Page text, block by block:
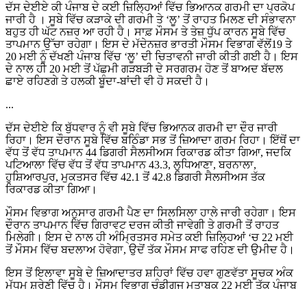
ਦੱਸ ਦੇਈਏ ਕੀ ਪੰਜਾਬ ਦੇ ਕਈ ਜ਼ਿਲ੍ਹਿਆਂ ਵਿੱਚ ਭਿਆਨਕ ਗਰਮੀ ਦਾ ਪ੍ਰਕੋਪ
ਜਾਰੀ ਹੈ । ਸੂਬੇ ਵਿੱਚ ਕੜਾਕੇ ਦੀ ਗਰਮੀ ਤੇ ‘ਲੂ’ ਤੋਂ ਰਾਹਤ ਮਿਲਣ ਦੀ ਸੰਭਾਵਨਾ
ਬਹੁਤ ਹੀ ਘੱਟ ਨਜ਼ਰ ਆ ਰਹੀ ਹੈ। ਸਾਫ਼ ਮੌਸਮ ਤੇ ਤੇਜ਼ ਧੁੱਪ ਕਾਰਨ ਸੂਬੇ ਵਿੱਚ
ਤਾਪਮਾਨ ਉੱਚਾ ਰਹੇਗਾ। ਇਸ ਦੇ ਮੱਦੇਨਜ਼ਰ ਭਾਰਤੀ ਮੌਸਮ ਵਿਭਾਗ ਵੱਲੋਂ19 ਤੇ
20 ਮਈ ਨੂੰ ਦੱਖਣੀ ਪੰਜਾਬ ਵਿੱਚ ‘ਲੂ’ ਦੀ ਚਿਤਾਵਨੀ ਜਾਰੀ ਕੀਤੀ ਗਈ ਹੈ। ਇਸ
ਦੇ ਨਾਲ ਹੀ 20 ਮਈ ਤੋਂ ਪੱਛਮੀ ਗੜਬੜੀ ਦੇ ਸਰਗਰਮ ਹੋਣ ਤੋਂ ਬਾਅਦ ਬੱਦਲ
ਛਾਏ ਰਹਿਣਗੇ ਤੇ ਹਲਕੀ ਬੂੰਦਾ-ਬਾਂਦੀ ਵੀ ਹੋ ਸਕਦੀ ਹੈ।
...
ਦੱਸ ਦੇਈਏ ਕਿ ਬੁੱਧਵਾਰ ਨੂੰ ਵੀ ਸੂਬੇ ਵਿੱਚ ਭਿਆਨਕ ਗਰਮੀ ਦਾ ਦੌਰ ਜਾਰੀ
ਰਿਹਾ। ਇਸ ਦੌਰਾਨ ਸੂਬੇ ਵਿੱਚ ਬਠਿੰਡਾ ਸਭ ਤੋਂ ਜ਼ਿਆਦਾ ਗਰਮ ਰਿਹਾ। ਇੱਥੋਂ ਦਾ
ਵੱਧ ਤੋਂ ਵੱਧ ਤਾਪਮਾਨ 44 ਡਿਗਰੀ ਸੈਲਸੀਅਸ ਰਿਕਾਰਡ ਕੀਤਾ ਗਿਆ, ਜਦਕਿ
ਪਟਿਆਲਾ ਵਿੱਚ ਵੱਧ ਤੋਂ ਵੱਧ ਤਾਪਮਾਨ 43.3, ਲੁਧਿਆਣਾ, ਬਰਨਾਲਾ,
ਹੁਸ਼ਿਆਰਪੁਰ, ਮੁਕਤਸਰ ਵਿੱਚ 42.1 ਤੋਂ 42.8 ਡਿਗਰੀ ਸੈਲਸੀਅਸ ਤੱਕ
ਰਿਕਾਰਡ ਕੀਤਾ ਗਿਆ।
ਮੌਸਮ ਵਿਭਾਗ ਅਨੁਸਾਰ ਗਰਮੀ ਪੈਣ ਦਾ ਸਿਲਸਿਲਾ ਹਾਲੇ ਜਾਰੀ ਰਹੇਗਾ। ਇਸ
ਦੌਰਾਨ ਤਾਪਮਾਨ ਵਿੱਚ ਗਿਰਾਵਟ ਦਰਜ ਕੀਤੀ ਜਾਵੇਗੀ ਤੇ ਗਰਮੀ ਤੋਂ ਰਾਹਤ
ਮਿਲੇਗੀ। ਇਸ ਦੇ ਨਾਲ ਹੀ ਅੰਮ੍ਰਿਤਸਰ ਸਮੇਤ ਕਈ ਜ਼ਿਲ੍ਹਿਆਂ ‘ਚ 22 ਮਈ
ਤੋਂ ਮੌਸਮ ਵਿੱਚ ਬਦਲਾਅ ਹੋਵੇਗਾ, ਉਦੋਂ ਤੱਕ ਮੌਸਮ ਸਾਫ ਰਹਿਣ ਦੀ ਉਮੀਦ ਹੈ।
ਇਸ ਤੋਂ ਇਲਾਵਾ ਸੂਬੇ ਦੇ ਜ਼ਿਆਦਾਤਰ ਸ਼ਹਿਰਾਂ ਵਿੱਚ ਹਵਾ ਗੁਣਵੱਤਾ ਸੂਚਕ ਅੰਕ
ਮੱਧਮ ਸ਼੍ਰੇਣੀ ਵਿੱਚ ਹੈ। ਮੌਸਮ ਵਿਭਾਗ ਚੰਡੀਗਰ੍ਜ ਮੁਤਾਬਕ 22 ਮਈ ਤੱਕ ਪੰਜਾਬ